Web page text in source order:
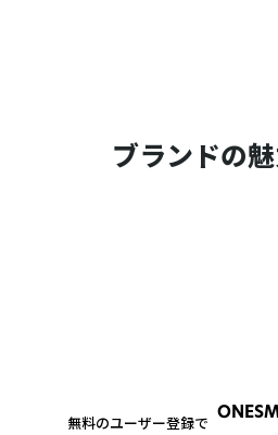
ブランドの
無料のユーザー登録で